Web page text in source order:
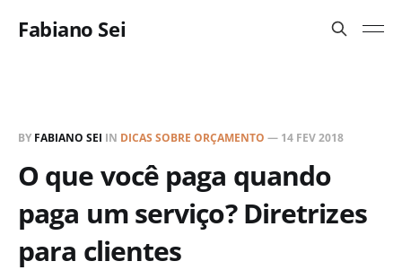
Fabiano Sei
BY FABIANO SEI IN DICAS SOBRE ORÇAMENTO — 14 FEV 2018
O que você paga quando
paga um serviço? Diretrizes
para clientes